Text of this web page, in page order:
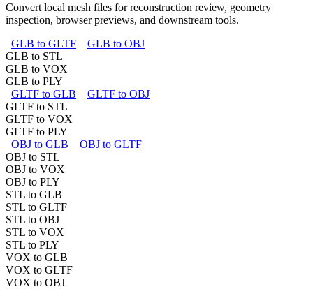
Convert local mesh files for reconstruction review, geometry
inspection, browser previews, and downstream tools.
GLB to GLTF
GLB to OBJ
GLB to STL
GLB to VOX
GLB to PLY
GLTF to GLB
GLTF to OBJ
GLTF to STL
GLTF to VOX
GLTF to PLY
OBJ to GLB
OBJ to GLTF
OBJ to STL
OBJ to VOX
OBJ to PLY
STL to GLB
STL to GLTF
STL to OBJ
STL to VOX
STL to PLY
VOX to GLB
VOX to GLTF
VOX to OBJ